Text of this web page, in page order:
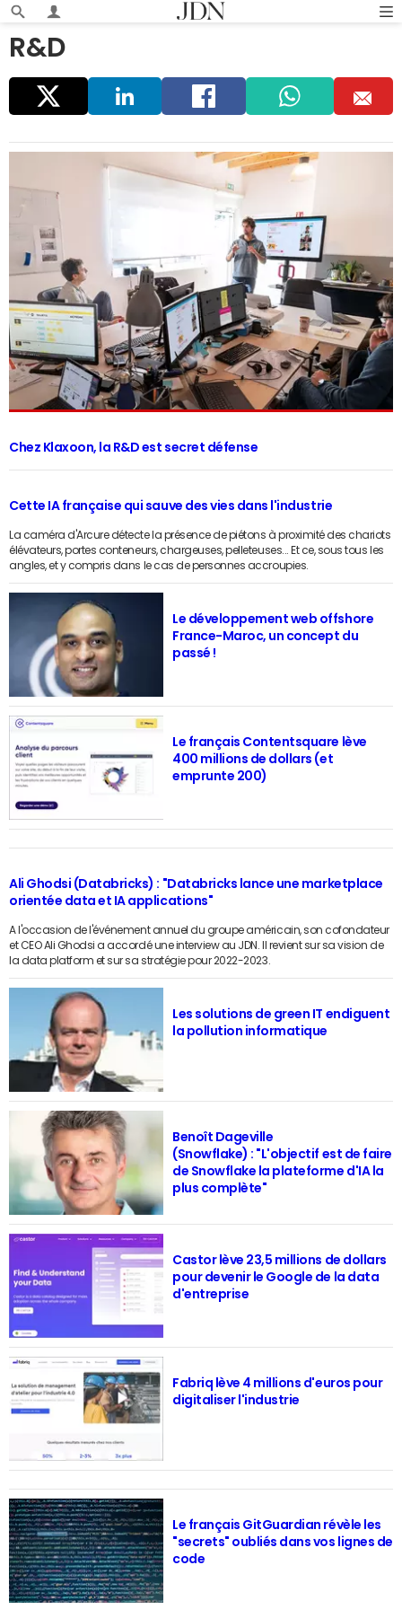
R&D
dIn app
Chez Klaxoon, la R&D est secret défense
Cette IA française qui sauve des vies dans l'industrie
La caméra d'Arcure détecte la présence de piétons à proximité des chariots
élévateurs, portes conteneurs, chargeuses, pelleteuses... Et ce, sous tous les
angles, et y compris dans le cas de personnes accroupies.
Le développement web offshore
France-Maroc, un concept du
passé !
Le français Contentsquare lève
400 millions de dollars (et
emprunte 200)
Ali Ghodsi (Databricks) : "Databricks lance une marketplace
orientée data et IA applications"
A l'occasion de l'événement annuel du groupe américain, son cofondateur
et CEO Ali Ghodsi a accordé une interview au JDN. Il revient sur sa vision de
la data platform et sur sa stratégie pour 2022-2023.
Les solutions de green IT endiguent
la pollution informatique
Benoît Dageville
(Snowflake) : "L'objectif est de faire
de Snowflake la plateforme d'IA la
plus complète"
Castor lève 23,5 millions de dollars
pour devenir le Google de la data
d'entreprise
Fabriq lève 4 millions d'euros pour
digitaliser l'industrie
Le français GitGuardian révèle les
"secrets" oubliés dans vos lignes de
code